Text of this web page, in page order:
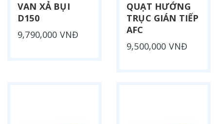
VAN XẢ BỤI
D150
9,790,000 VNĐ
QUẠT HƯỚNG
TRỤC GIÁN TIẾP
AFC
9,500,000 VNĐ